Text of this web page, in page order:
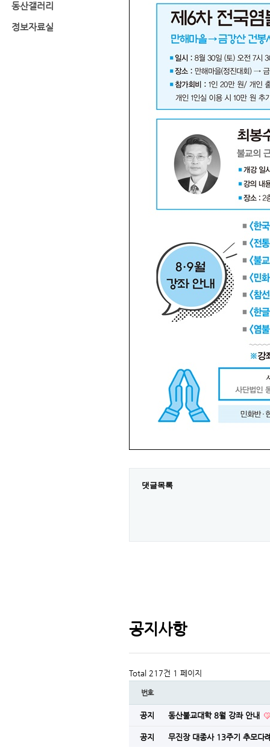
동산갤러리
정보자료실
댓글목록
공지사항
Total 217건 1 페이지
번호
공지 동산불교대학 8월 강좌 안내
공지 무진장 대종사 13주기 추모